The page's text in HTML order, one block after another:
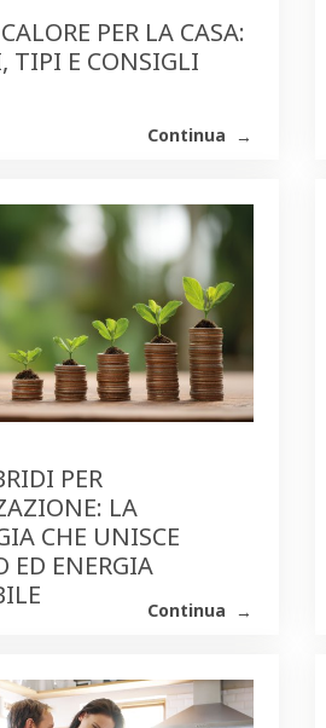
PER LA CASA:
TIPI E CONSIGLI
Continua
PER
LA
CHE UNISCE
ED ENERGIA
Continua